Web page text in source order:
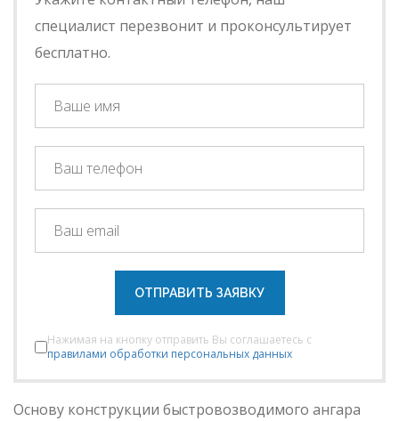
специалист перезвонит и проконсультирует
бесплатно.
ОТПРАВИТЬ ЗАЯВКУ
Нажимая на кнопку отправить Вы соглашаетесь с
правилами обработки персональных данных
Основу конструкции быстровозводимого ангара